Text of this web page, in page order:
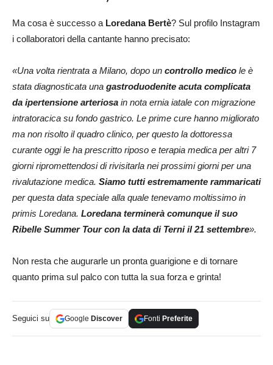
Ma cosa è successo a Loredana Bertè? Sul profilo Instagram
i collaboratori della cantante hanno precisato:
«Una volta rientrata a Milano, dopo un controllo medico le è
stata diagnosticata una gastroduodenite acuta complicata
da ipertensione arteriosa in nota ernia iatale con migrazione
intratoracica su fondo gastrico. Le prime cure hanno migliorato
ma non risolto il quadro clinico, per questo la dottoressa
curante oggi le ha prescritto riposo e terapia medica per altri 7
giorni ripromettendosi di rivisitarla nei prossimi giorni per una
rivalutazione medica. Siamo tutti estremamente rammaricati
per questa data speciale alla quale tenevamo moltissimo in
primis Loredana. Loredana terminerà comunque il suo
Ribelle Summer Tour con la data di Terni il 21 settembre».
Non resta che augurarle un pronta guarigione e di tornare
quanto prima sul palco con tutta la sua forza e grinta!
Seguici su Google Discover Fonti Preferite